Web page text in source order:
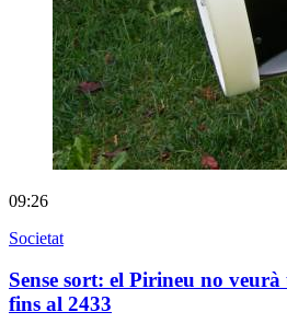
09:26
Societat
Sense sort: el Pirineu no
fins al 2433